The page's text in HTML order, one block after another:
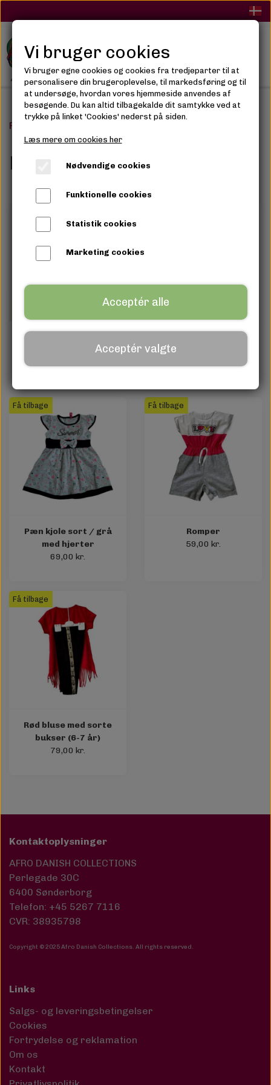
Forside
Børn
Cute & Colorful Girl's
Pæn kjole med hjerter
Få tilbage
Pæn kjole sort / grå
med hjerter
69,00 kr.
Få tilbage
Romper
59,00 kr.
Få tilbage
Rød bluse med sorte
bukser (6-7 år)
79,00 kr.
Kontaktoplysninger
AFRO DANISH COLLECTIONS
Perlegade 30C
6400 Sønderborg
Telefon: +45 5267 7116
CVR: 38935798
Copyright © 2025 Afro Danish Collections. All rights reserved.
Links
Salgs- og leveringsbetingelser
Cookies
Fortrydelse og reklamation
Om os
Kontakt
Vi bruger cookies
Vi bruger egne cookies og cookies fra tredjeparter til at
personalisere din brugeroplevelse, til markedsføring og til
at undersøge, hvordan vores hjemmeside anvendes af
besøgende. Du kan altid tilbagekalde dit samtykke ved at
trykke på linket 'Cookies' nederst på siden.
Læs mere om cookies her
Nødvendige cookies
Funktionelle cookies
Statistik cookies
Marketing cookies
Acceptér alle
Acceptér valgte